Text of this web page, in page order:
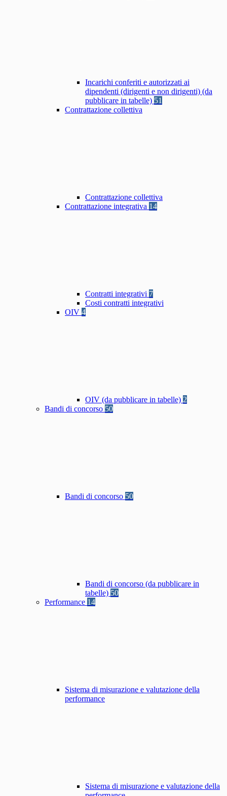
Incarichi conferiti e autorizzati ai
dipendenti (dirigenti e non dirigenti) (da
pubblicare in tabelle) 51
Contrattazione collettiva
Contrattazione collettiva
Contrattazione integrativa 14
Contratti integrativi 7
Costi contratti integrativi
OIV 4
OIV (da pubblicare in tabelle) 2
Bandi di concorso 50
Bandi di concorso 50
Bandi di concorso (da pubblicare in
tabelle) 50
Performance 14
Sistema di misurazione e valutazione della
performance
Sistema di misurazione e valutazione della